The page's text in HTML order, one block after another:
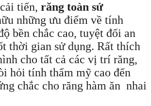
tiến, răng toàn sứ
những ưu điểm về tính
bền chắc cao, tuyệt đối an
thời gian sử dụng. Rất thích
cho tất cả các vị trí răng,
hỏi tính thẩm mỹ cao đến
chắc cho răng hàm ăn nhai